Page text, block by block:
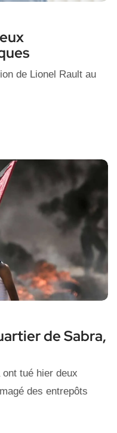
de Lionel Rault au
de Sabra,
tué hier deux
des entrepôts